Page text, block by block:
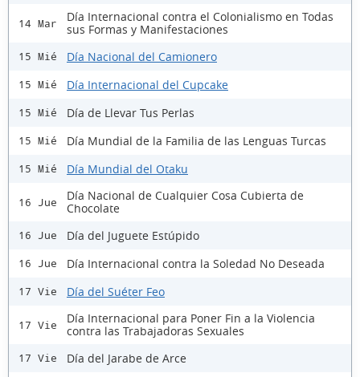
14 Mar
Día Internacional contra el Colonialismo en Todas
sus Formas y Manifestaciones
15 Mié Día Nacional del Camionero
15 Mié Día Internacional del Cupcake
15 Mié Día de Llevar Tus Perlas
15 Mié Día Mundial de la Familia de las Lenguas Turcas
15 Mié Día Mundial del Otaku
16 Jue
Día Nacional de Cualquier Cosa Cubierta de
Chocolate
16 Jue Día del Juguete Estúpido
16 Jue Día Internacional contra la Soledad No Deseada
17 Vie Día del Suéter Feo
17 Vie
Día Internacional para Poner Fin a la Violencia
contra las Trabajadoras Sexuales
17 Vie Día del Jarabe de Arce